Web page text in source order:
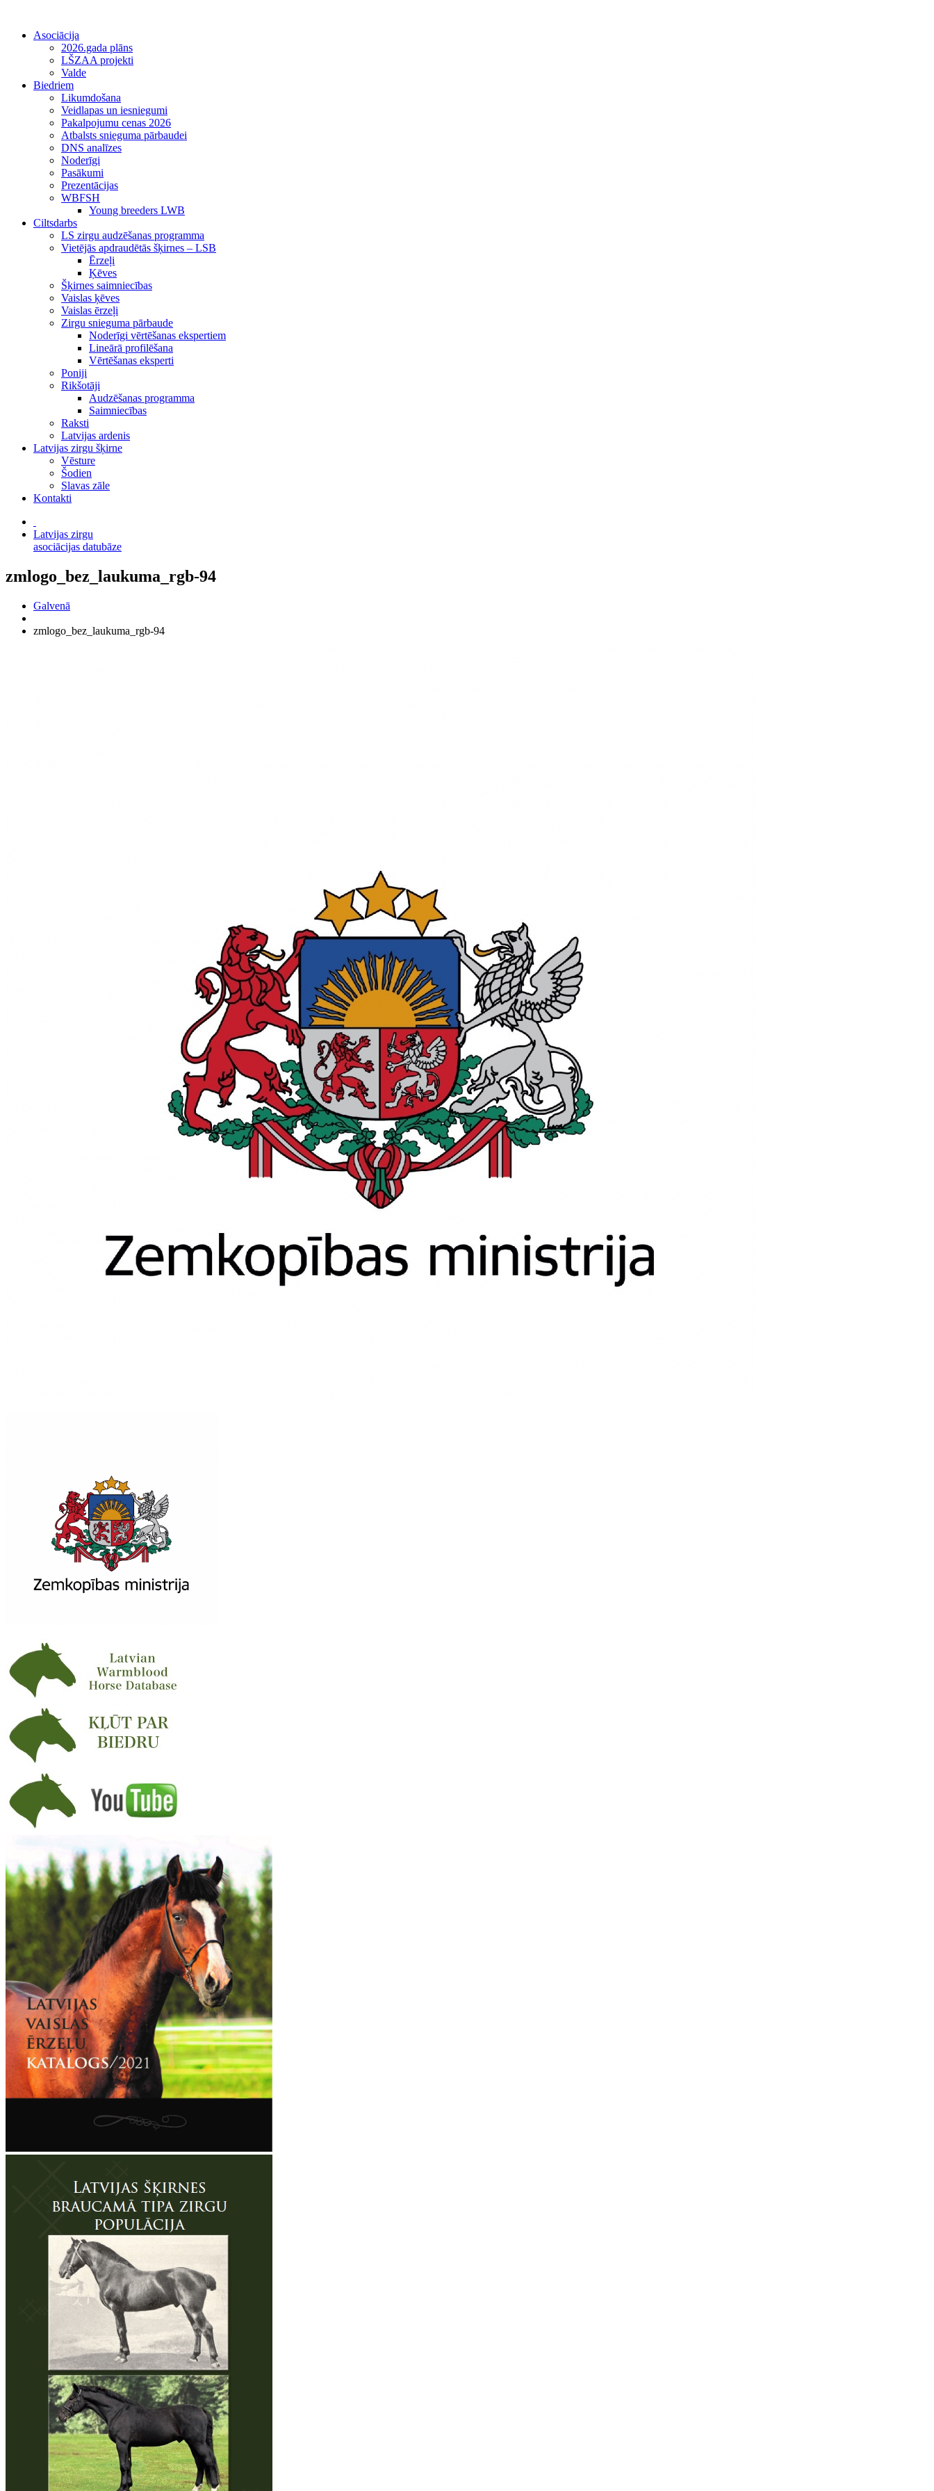
Asociācija
2026.gada plāns
LŠZAA projekti
Valde
Biedriem
Likumdošana
Veidlapas un iesniegumi
Pakalpojumu cenas 2026
Atbalsts snieguma pārbaudei
DNS analīzes
Noderīgi
Pasākumi
Prezentācijas
WBFSH
Young breeders LWB
Ciltsdarbs
LS zirgu audzēšanas programma
Vietējās apdraudētās šķirnes – LSB
Ērzeļi
Ķēves
Šķirnes saimniecības
Vaislas ķēves
Vaislas ērzeļi
Zirgu snieguma pārbaude
Noderīgi vērtēšanas ekspertiem
Lineārā profilēšana
Vērtēšanas eksperti
Poniji
Rikšotāji
Audzēšanas programma
Saimniecības
Raksti
Latvijas ardenis
Latvijas zirgu šķirne
Vēsture
Šodien
Slavas zāle
Kontakti
Latvijas zirgu
asociācijas datubāze
zmlogo_bez_laukuma_rgb-94
Galvenā
zmlogo_bez_laukuma_rgb-94